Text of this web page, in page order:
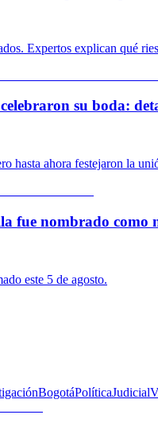
Expertos explican qué
su boda:
hasta ahora festejaron la
fue nombrado como
este 5 de agosto.
BogotáPolíticaJudicial